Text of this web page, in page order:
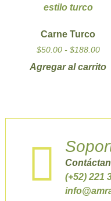
Carne Turco
$50.00 - $188.00
Agregar al carrito
(+52) 221